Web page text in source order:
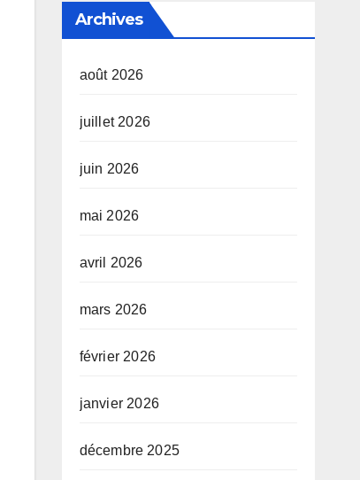
Archives
août 2026
juillet 2026
juin 2026
mai 2026
avril 2026
mars 2026
février 2026
janvier 2026
décembre 2025